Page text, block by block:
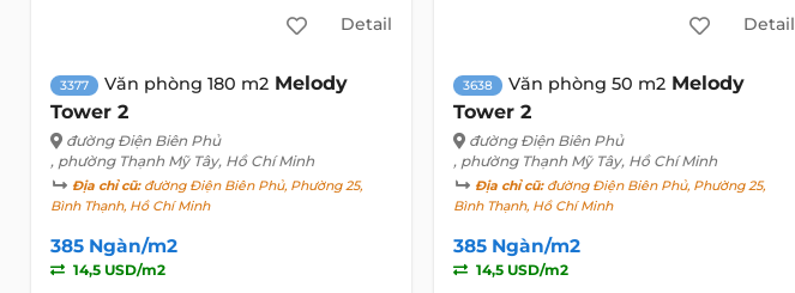
Detail
3377 Văn phòng 180 m2 Melody
Tower 2
đường Điện Biên Phủ
, phường Thạnh Mỹ Tây, Hồ Chí Minh
Địa chỉ cũ:đường Điện Biên Phủ, Phường 25,
Bình Thạnh, Hồ Chí Minh
385 Ngàn/m2
14,5 USD/m2
Detail
3638 Văn phòng 50 m2 Melody
Tower 2
đường Điện Biên Phủ
, phường Thạnh Mỹ Tây, Hồ Chí Minh
Địa chỉ cũ:đường Điện Biên Phủ, Phường 25,
Bình Thạnh, Hồ Chí Minh
385 Ngàn/m2
14,5 USD/m2